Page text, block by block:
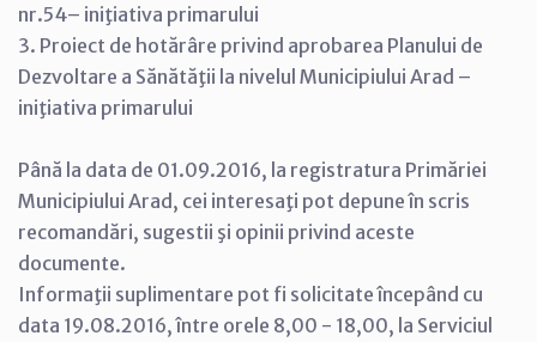
nr.54– iniţiativa primarului
3. Proiect de hotărâre privind aprobarea Planului de
Dezvoltare a Sănătăţii la nivelul Municipiului Arad –
iniţiativa primarului
Până la data de 01.09.2016, la registratura Primăriei
Municipiului Arad, cei interesaţi pot depune în scris
recomandări, sugestii şi opinii privind aceste
documente.
Informaţii suplimentare pot fi solicitate începând cu
data 19.08.2016, între orele 8,00 - 18,00, la Serviciul